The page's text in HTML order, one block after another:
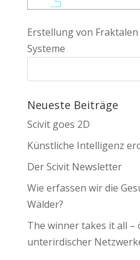
Erstellung von
Systeme
Neueste Beiträge
Scivit goes 2D
Künstliche Intelligenz
Der Scivit Newsletter
Wie erfassen wir die
Wälder?
The winner takes it all –
unterirdischer